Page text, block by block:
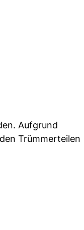
Aufgrund
Trümmerteilen